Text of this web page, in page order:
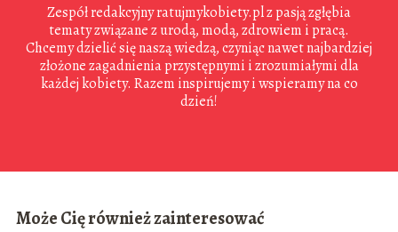
Zespół redakcyjny ratujmykobiety.pl z pasją zgłębia
tematy związane z urodą, modą, zdrowiem i pracą.
Chcemy dzielić się naszą wiedzą, czyniąc nawet najbardziej
złożone zagadnienia przystępnymi i zrozumiałymi dla
każdej kobiety. Razem inspirujemy i wspieramy na co
dzień!
Może Cię również zainteresować